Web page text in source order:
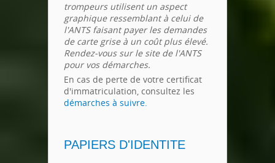
trompeurs utilisent un aspect
graphique ressemblant à celui de
l'ANTS faisant payer les demandes
de carte grise à un coût plus élevé.
Rendez-vous sur le site de l'ANTS
pour vos démarches.
En cas de perte de votre certificat
d'immatriculation, consultez les
démarches à suivre.
PAPIERS D'IDENTITE